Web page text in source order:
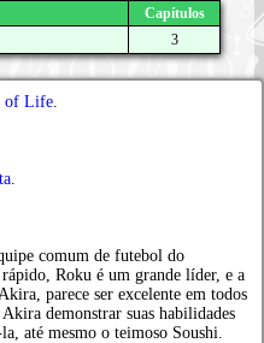
Capítulos
3
of Life
comum de futebol do
Roku é um grande líder, e a
parece ser excelente em todos
demonstrar suas habilidades
até mesmo o teimoso Soushi.